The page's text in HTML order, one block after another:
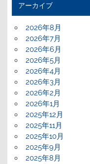
アーカイブ
2026年8月
2026年7月
2026年6月
2026年5月
2026年4月
2026年3月
2026年2月
2026年1月
2025年12月
2025年11月
2025年10月
2025年9月
2025年8月